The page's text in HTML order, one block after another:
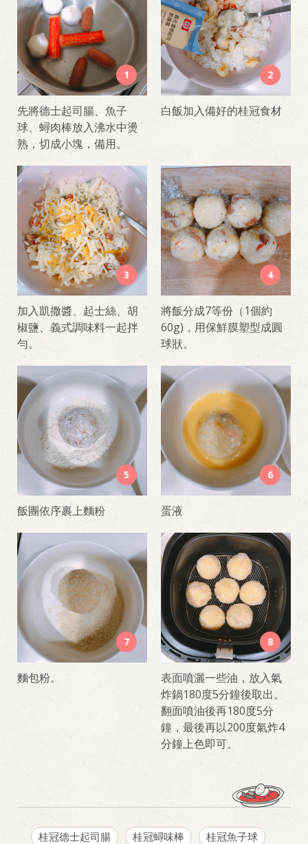
1
先將德士起司腸、魚子
球、蟳肉棒放入沸水中燙
熟，切成小塊，備用。
2
白飯加入備好的桂冠食材
3
加入凱撒醬、起士絲、胡
椒鹽、義式調味料一起拌
勻。
4
將飯分成7等份（1個約
60g)，用保鮮膜塑型成圓
球狀。
5
飯團依序裹上麵粉
6
蛋液
7
麵包粉。
8
表面噴灑一些油，放入氣
炸鍋180度5分鐘後取出。
翻面噴油後再180度5分
鐘，最後再以200度氣炸4
分鐘上色即可。
桂冠德士起司腸 桂冠蟳味棒 桂冠魚子球